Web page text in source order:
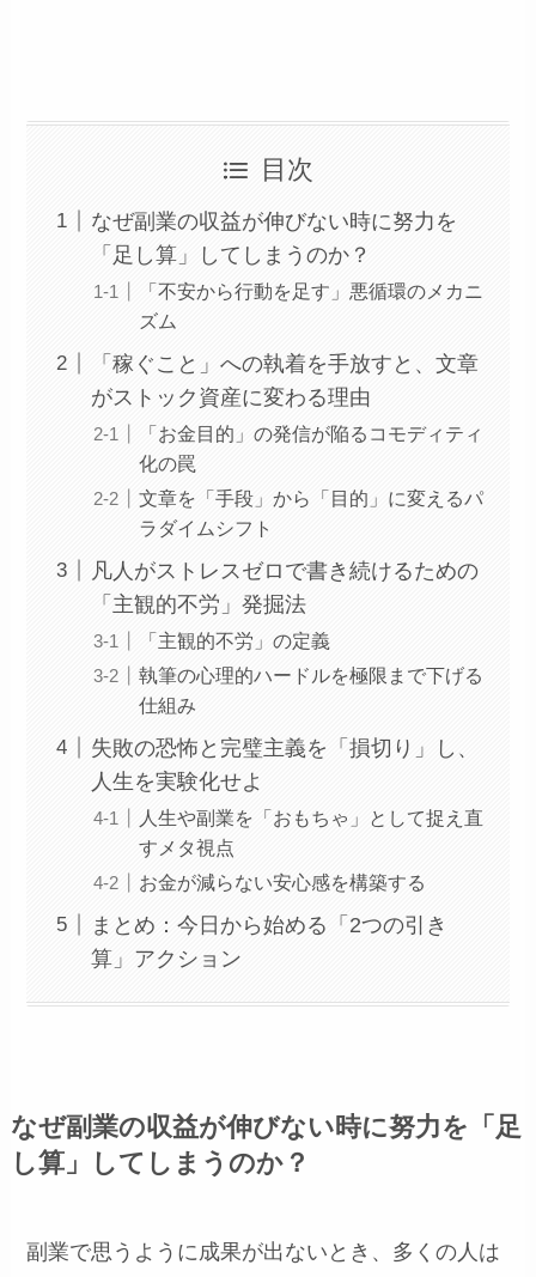
目次
なぜ副業の収益が伸びない時に努力を
「足し算」してしまうのか？
「不安から行動を足す」悪循環のメカニ
ズム
「稼ぐこと」への執着を手放すと、文章
がストック資産に変わる理由
「お金目的」の発信が陥るコモディティ
化の罠
文章を「手段」から「目的」に変えるパ
ラダイムシフト
凡人がストレスゼロで書き続けるための
「主観的不労」発掘法
「主観的不労」の定義
執筆の心理的ハードルを極限まで下げる
仕組み
失敗の恐怖と完璧主義を「損切り」し、
人生を実験化せよ
人生や副業を「おもちゃ」として捉え直
すメタ視点
お金が減らない安心感を構築する
まとめ：今日から始める「2つの引き
算」アクション
なぜ副業の収益が伸びない時に努力を「足
し算」してしまうのか？
副業で思うように成果が出ないとき、多くの人は